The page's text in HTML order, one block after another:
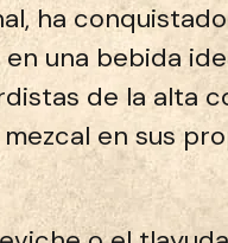
ha
una bebida
de la alta
en sus